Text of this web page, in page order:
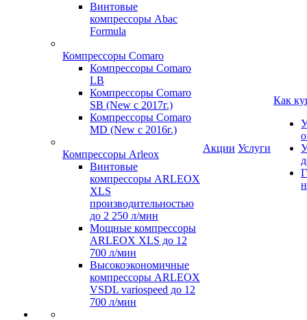
Винтовые
компрессоры Abac
Formula
Компрессоры Comaro
Компрессоры Comaro
LB
Компрессоры Comaro
SB (New с 2017г.)
Компрессоры Comaro
MD (New с 2016г.)
Компрессоры Arleox
Винтовые
компрессоры ARLEOX
XLS
производительностью
до 2 250 л/мин
Мощные компрессоры
ARLEOX XLS до 12
700 л/мин
Высокоэкономичные
компрессоры ARLEOX
VSDL variospeed до 12
700 л/мин
Акции Услуги
Как